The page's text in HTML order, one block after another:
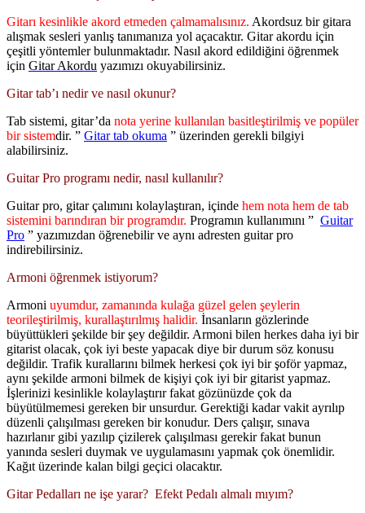
Gitarı kesinlikle akord etmeden çalmamalısınız. Akordsuz bir gitara
alışmak sesleri yanlış tanımanıza yol açacaktır. Gitar akordu için
çeşitli yöntemler bulunmaktadır. Nasıl akord edildiğini öğrenmek
için Gitar Akordu yazımızı okuyabilirsiniz.
Gitar tab’ı nedir ve nasıl okunur?
Tab sistemi, gitar’da nota yerine kullanılan basitleştirilmiş ve popüler
bir sistemdir. ” Gitar tab okuma ” üzerinden gerekli bilgiyi
alabilirsiniz.
Guitar Pro programı nedir, nasıl kullanılır?
Guitar pro, gitar çalımını kolaylaştıran, içinde hem nota hem de tab
sistemini barındıran bir programdır. Programın kullanımını ” Guitar
Pro ” yazımızdan öğrenebilir ve aynı adresten guitar pro
indirebilirsiniz.
Armoni öğrenmek istiyorum?
Armoni uyumdur, zamanında kulağa güzel gelen şeylerin
teorileştirilmiş, kurallaştırılmış halidir. İnsanların gözlerinde
büyüttükleri şekilde bir şey değildir. Armoni bilen herkes daha iyi bir
gitarist olacak, çok iyi beste yapacak diye bir durum söz konusu
değildir. Trafik kurallarını bilmek herkesi çok iyi bir şoför yapmaz,
aynı şekilde armoni bilmek de kişiyi çok iyi bir gitarist yapmaz.
İşlerinizi kesinlikle kolaylaştırır fakat gözünüzde çok da
büyütülmemesi gereken bir unsurdur. Gerektiği kadar vakit ayrılıp
düzenli çalışılması gereken bir konudur. Ders çalışır, sınava
hazırlanır gibi yazılıp çizilerek çalışılması gerekir fakat bunun
yanında sesleri duymak ve uygulamasını yapmak çok önemlidir.
Kağıt üzerinde kalan bilgi geçici olacaktır.
Gitar Pedalları ne işe yarar? Efekt Pedalı almalı mıyım?